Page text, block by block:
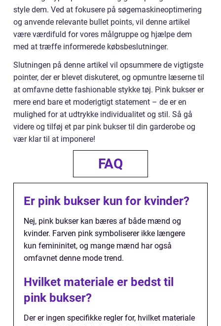
style dem. Ved at fokusere på søgemaskineoptimering
og anvende relevante bullet points, vil denne artikel
være værdifuld for vores målgruppe og hjælpe dem
med at træffe informerede købsbeslutninger.
Slutningen på denne artikel vil opsummere de vigtigste
pointer, der er blevet diskuteret, og opmuntre læserne til
at omfavne dette fashionable stykke tøj. Pink bukser er
mere end bare et moderigtigt statement – de er en
mulighed for at udtrykke individualitet og stil. Så gå
videre og tilføj et par pink bukser til din garderobe og
vær klar til at imponere!
FAQ
Er pink bukser kun for kvinder?
Nej, pink bukser kan bæres af både mænd og
kvinder. Farven pink symboliserer ikke længere
kun femininitet, og mange mænd har også
omfavnet denne mode trend.
Hvilket materiale er bedst til
pink bukser?
Der er ingen specifikke regler for, hvilket materiale